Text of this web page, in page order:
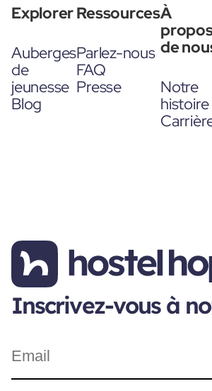
Explorer
Auberges
de
jeunesse
Blog
Ressources
Parlez-nous
FAQ
Presse
À
de
Notre
histoire
Inscrivez-vous à